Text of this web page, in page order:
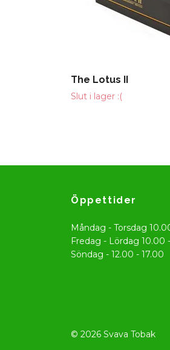
The Lotus II
Slut i lager :(
Öppettider
Måndag - Torsdag
Fredag - Lördag 10.00
Söndag - 12.00 - 17.00
© 2026 Svava Tobak